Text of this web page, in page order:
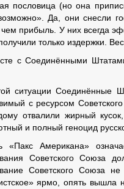
пословица (но она
Да, они снесли
прибыль. У них всегда
только издержки.
с Соединёнными
ситуации Соединённые
с ресурсом
отвалили жирный
и полный геноцид
«Пакс Американа»
Советского Союза
Советского Союза не
ярмо, опять вышла